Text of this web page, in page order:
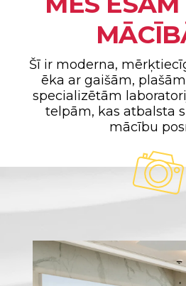
Šī ir moderna,
ēka ar gaišām,
specializētām
telpām, kas atbalsta
mācību